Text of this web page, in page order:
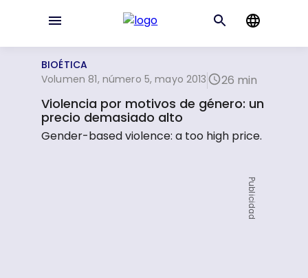
BIOÉTICA
Volumen 81, número 5, mayo 2013
26 min
Violencia por motivos de género: un
precio demasiado alto
Gender-based violence: a too high price.
Publicidad